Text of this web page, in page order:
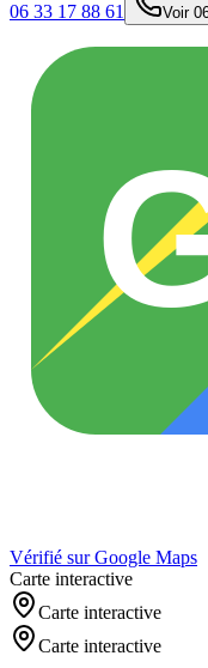
06 33 17 88 61
Voir
Vérifié sur Google Maps
Carte interactive
Carte interactive
Carte interactive